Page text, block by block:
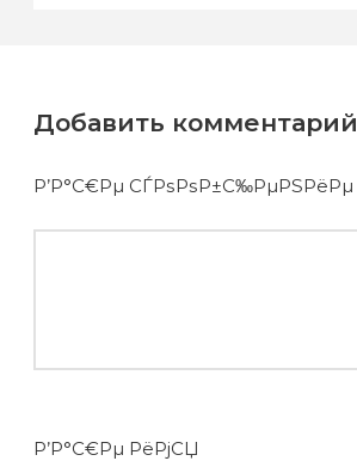
Добавить комментарий
Р’Р°С€Рµ СЃРѕРѕР±С‰РµРЅРёРµ
Р’Р°С€Рµ РёРјСЏ